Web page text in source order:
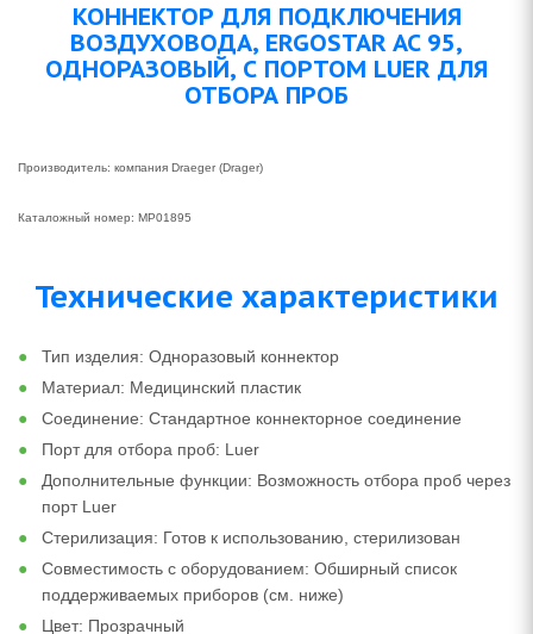
КОННЕКТОР ДЛЯ ПОДКЛЮЧЕНИЯ
ВОЗДУХОВОДА, ERGOSTAR AC 95,
ОДНОРАЗОВЫЙ, С ПОРТОМ LUER ДЛЯ
ОТБОРА ПРОБ
Производитель: компания Draeger (Drager)
Каталожный номер: MP01895
Технические характеристики
Тип изделия: Одноразовый коннектор
Материал: Медицинский пластик
Соединение: Стандартное коннекторное соединение
Порт для отбора проб: Luer
Дополнительные функции: Возможность отбора проб через
порт Luer
Стерилизация: Готов к использованию, стерилизован
Совместимость с оборудованием: Обширный список
поддерживаемых приборов (см. ниже)
Цвет: Прозрачный